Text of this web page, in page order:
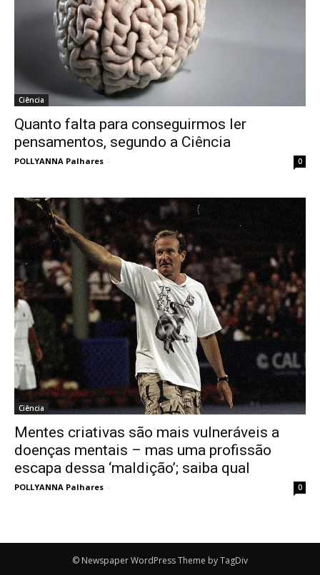
Ciência
Quanto falta para conseguirmos ler
pensamentos, segundo a Ciência
POLLYANNA Palhares - 0
Ciência
Mentes criativas são mais vulneráveis ​​a
doenças mentais – mas uma profissão
escapa dessa ‘maldição’; saiba qual
POLLYANNA Palhares - 0
© Newspaper WordPress Theme by TagDiv